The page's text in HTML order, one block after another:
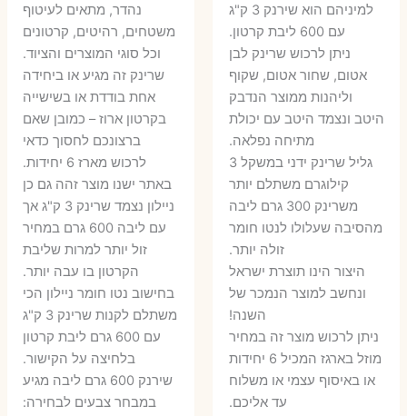
היה:
35 ₪.
הוא:למיניהם הוא שירנק 3 ק"ג
עם 600 ליבת קרטון.
ניתן לרכוש שרינק לבן
אטום, שחור אטום, שקוף
וליהנות ממוצר הנדבק
היטב ונצמד היטב עם יכולת
מתיחה נפלאה.
גליל שרינק ידני במשקל 3
קילוגרם משתלם יותר
משרינק 300 גרם ליבה
מהסיבה שעלולו לנטו חומר
זולה יותר.
היצור הינו תוצרת ישראל
ונחשב למוצר הנמכר של
השנה!
ניתן לרכוש מוצר זה במחיר
מוזל בארגז המכיל 6 יחידות
או באיסוף עצמי או משלוח
עד אליכם.
היה:
55 ₪.
₪.
נהדר, מתאים לעיטוף
משטחים, רהיטים, קרטונים
וכל סוגי המוצרים והציוד.
שרינק זה מגיע או ביחידה
אחת בודדת או בשישייה
בקרטון ארוז – כמובן שאם
ברצונכם לחסוך כדאי
לרכוש מארז 6 יחידות.
באתר ישנו מוצר זהה גם כן
ניילון נצמד שרינק 3 ק"ג אך
עם ליבה 600 גרם במחיר
זול יותר למרות שליבת
הקרטון בו עבה יותר.
בחישוב נטו חומר ניילון הכי
משתלם לקנות שרינק 3 ק"ג
עם 600 גרם ליבת קרטון
בלחיצה על הקישור.
שירנק 600 גרם ליבה מגיע
במבחר צבעים לבחירה: